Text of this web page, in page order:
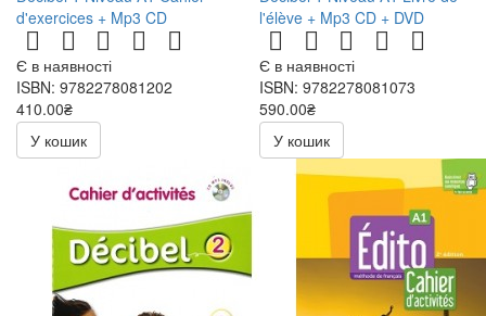
d'exercices + Mp3 CD
Є в наявності
ISBN: 9782278081202
410.00₴
У кошик
l'élève + Mp3 CD + DVD
Є в наявності
ISBN: 9782278081073
590.00₴
У кошик